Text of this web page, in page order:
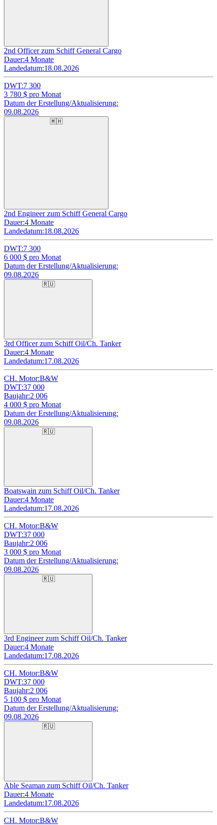
2nd Officer zum Schiff General Cargo
Dauer:4 Monate
Landedatum:18.08.2026
DWT:7 300
3 780 $ pro Monat
Datum der Erstellung/Aktualisierung:
09.08.2026
🇲🇭
2nd Engineer zum Schiff General Cargo
Dauer:4 Monate
Landedatum:18.08.2026
DWT:7 300
6 000 $ pro Monat
Datum der Erstellung/Aktualisierung:
09.08.2026
🇷🇺
3rd Officer zum Schiff Oil/Ch. Tanker
Dauer:4 Monate
Landedatum:17.08.2026
CH. Motor:B&W
DWT:37 000
Baujahr:2 006
4 000 $ pro Monat
Datum der Erstellung/Aktualisierung:
09.08.2026
🇷🇺
Boatswain zum Schiff Oil/Ch. Tanker
Dauer:4 Monate
Landedatum:17.08.2026
CH. Motor:B&W
DWT:37 000
Baujahr:2 006
3 000 $ pro Monat
Datum der Erstellung/Aktualisierung:
09.08.2026
🇷🇺
3rd Engineer zum Schiff Oil/Ch. Tanker
Dauer:4 Monate
Landedatum:17.08.2026
CH. Motor:B&W
DWT:37 000
Baujahr:2 006
5 100 $ pro Monat
Datum der Erstellung/Aktualisierung:
09.08.2026
🇷🇺
Able Seaman zum Schiff Oil/Ch. Tanker
Dauer:4 Monate
Landedatum:17.08.2026
CH. Motor:B&W